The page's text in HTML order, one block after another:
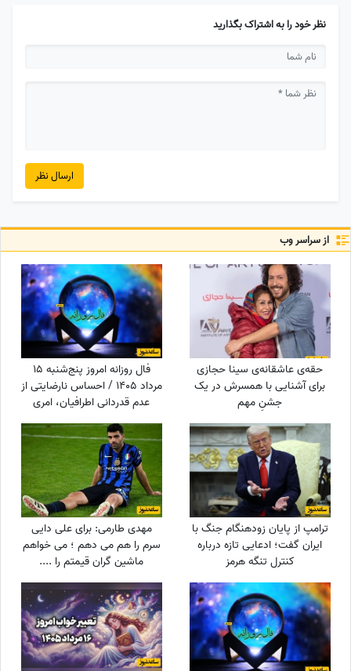
نظر خود را به اشتراک بگذارید
ارسال نظر
از سراسر وب
حقه‌ی عاشقانه‌ی سینا حجازی
برای آشنایی با همسرش در یک
جشنِ مهم
فال روزانه امروز پنج‌شنبه 15
مرداد 1405 / احساس نارضایتی از
عدم قدردانی اطرافیان، امری
طبیعی است، اما ...
ترامپ از پایان زودهنگام جنگ با
ایران گفت؛ ادعایی تازه درباره
کنترل تنگه هرمز
مهدی طارمی: برای علی دایی
سرم را هم می دهم ؛ می خواهم
ماشین گران قیمتم را ....